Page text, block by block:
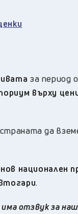
за период
върху
да
национален
.
отзвук за